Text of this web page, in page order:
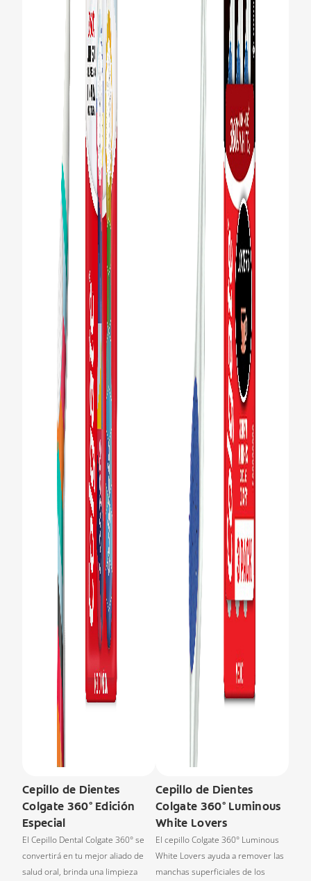
Cepillo de Dientes
Colgate 360° Edición
Especial
El Cepillo Dental Colgate 360° se
convertirá en tu mejor aliado de
salud oral, brinda una limpieza
Cepillo de Dientes
Colgate 360° Luminous
White Lovers
El cepillo Colgate 360° Luminous
White Lovers ayuda a remover las
manchas superficiales de los